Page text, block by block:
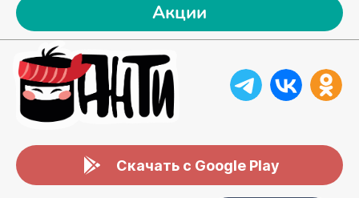
Акции
Скачать с Google Play